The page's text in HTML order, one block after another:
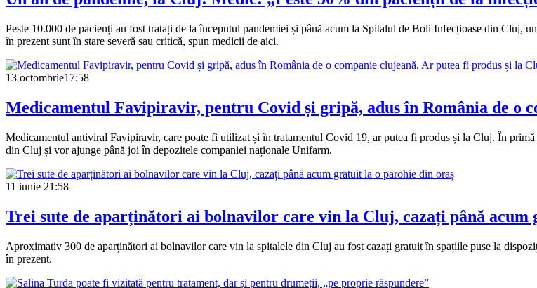
Peste 10.000 de pacienți au fost tratați de la începutul pandemiei și până acum la Spitalul de Boli Infecțioase din Cluj,
în prezent sunt în stare severă sau critică, spun medicii de aici.
13 octombrie17:58
Medicamentul Favipiravir, pentru Covid și gripă, adus în România de o
Medicamentul antiviral Favipiravir, care poate fi utilizat și în tratamentul Covid 19, ar putea fi produs și la Cluj. În
din Cluj și vor ajunge până joi în depozitele companiei naționale Unifarm.
11 iunie 21:58
Trei sute de aparținători ai bolnavilor care vin la Cluj, cazați până acum
Aproximativ 300 de aparținători ai bolnavilor care vin la spitalele din Cluj au fost cazați gratuit în spațiile puse la
în prezent.